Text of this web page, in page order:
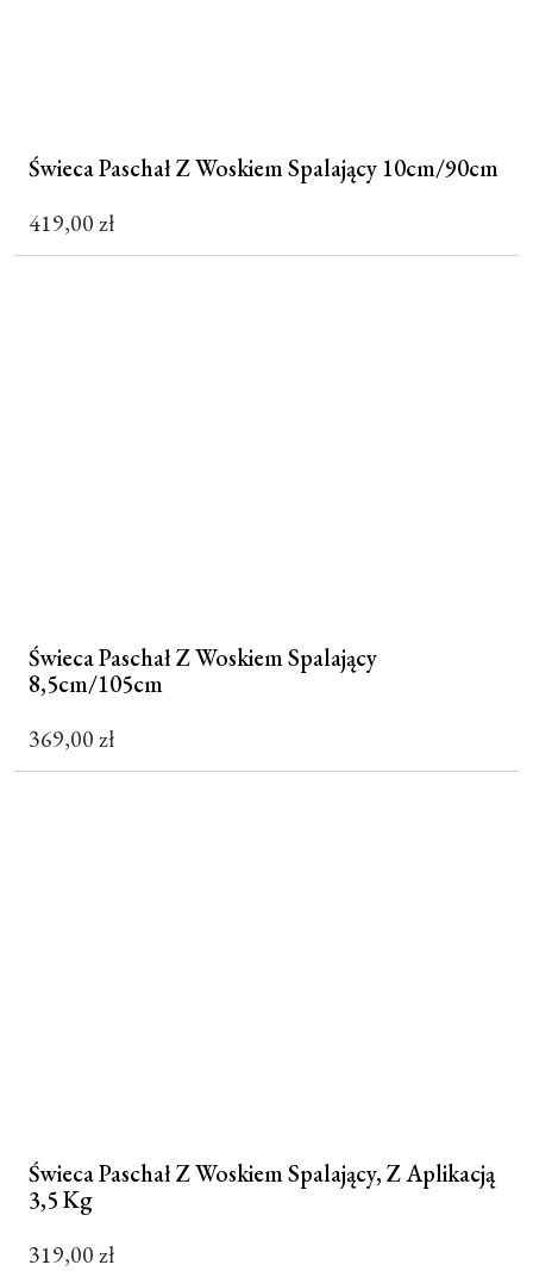
Świeca Paschał Z Woskiem Spalający 10cm/90cm
419,00zł
Świeca Paschał Z Woskiem Spalający
8,5cm/105cm
369,00zł
Świeca Paschał Z Woskiem Spalający, Z Aplikacją
3,5 Kg
319,00zł